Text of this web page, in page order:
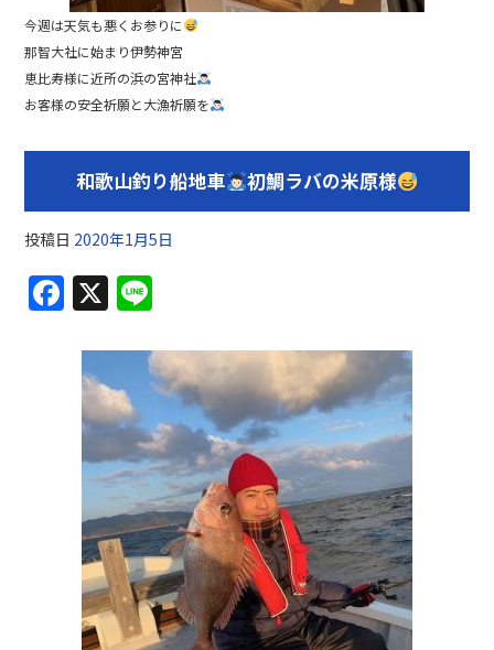
今週は天気も悪くお参りに
那智大社に始まり伊勢神宮
恵比寿様に近所の浜の宮神社
お客様の安全祈願と大漁祈願を
和歌山釣り船地車 初鯛ラバの米原様
投稿日 2020年1月5日
F
a
c
e
b
o
o
k
X
e